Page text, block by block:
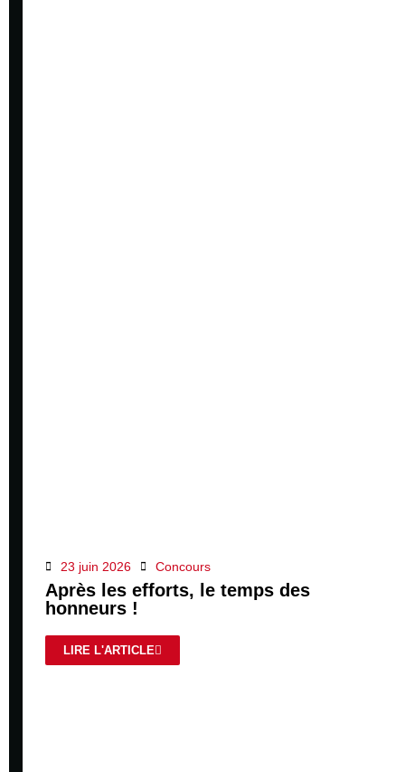
23 juin 2026 Concours
Après les efforts, le temps des
honneurs !
LIRE L'ARTICLE